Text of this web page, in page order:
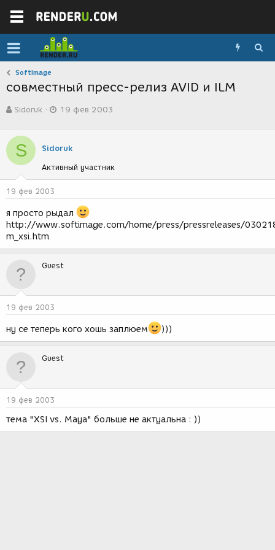
SoftImage
совместный пресс-релиз AVID и ILM
в
о
р
т
е
м
ы
Sidoruk
а
с
з
д
и
я
19 фев 2003
S Sidoruk
Активный участник
19 фев 2003
я просто рыдал
http://www.softimage.com/home/press/pressreleases/
m_xsi.htm
Guest
19 фев 2003
ну се теперь кого хошь заплюем )))
Guest
19 фев 2003
тема "XSI vs. Maya" больше не актуальна : ))